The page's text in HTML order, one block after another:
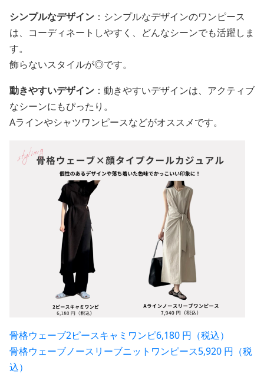
シンプルなデザイン ：シンプルなデザインのワンピース
は、コーディネートしやすく、どんなシーンでも活躍しま
す。
飾らないスタイルが◎です。
動きやすいデザイン ：動きやすいデザインは、アクティブ
なシーンにもぴったり。
Aラインやシャツワンピースなどがオススメです。
骨格ウェーブ2ピースキャミワンピ6,180 円（税込）
骨格ウェーブノースリーブニットワンピース5,920 円（税
込）